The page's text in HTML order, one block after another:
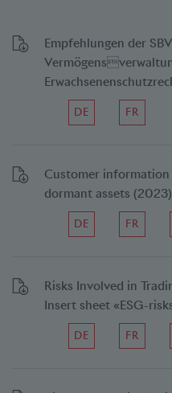
Empfehlungen der
DE FR
Customer
dormant assets (2023)
DE FR
Risks Involved in
Insert sheet «ESG-
DE FR